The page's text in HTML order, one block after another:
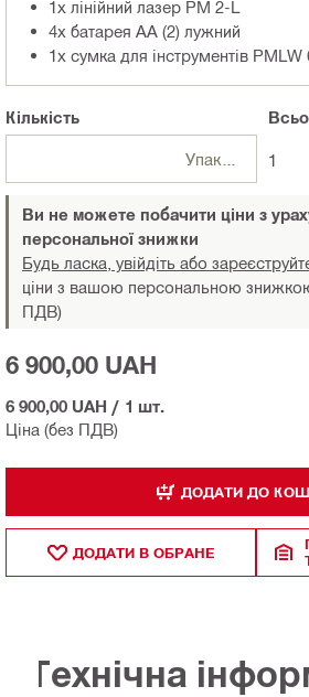
1x лінійний лазер PM 2-L
4x батарея AA (2) лужний
1x сумка для інструментів PMLW
Кількість
Упаковки 1
Ви не можете побачити ціни з
персональної знижки
Будь ласка, увійдіть або
ціни з вашою персональною знижкою
ПДВ)
Ціна (без ПДВ)
6 900,00 UAH
6 900,00 UAH / 1 шт.
ДОДАТИ ДО
ДОДАТИ В ОБРАНЕ
Технічна